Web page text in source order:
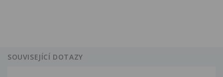
SOUVISEJÍCÍ DOTAZY